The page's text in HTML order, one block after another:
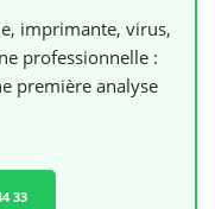
imprimante, virus,
professionnelle :
première analyse
33